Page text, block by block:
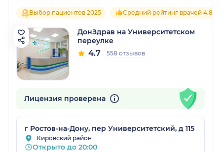
Выбор пациентов 2025 Средний рейтинг врачей 4.8
ДонЗдрав на Университетском
переулке
4.7 558 отзывов
Лицензия проверена
г Ростов-на-Дону, пер Университетский, д 115
Кировский район
Открыто до 20:00